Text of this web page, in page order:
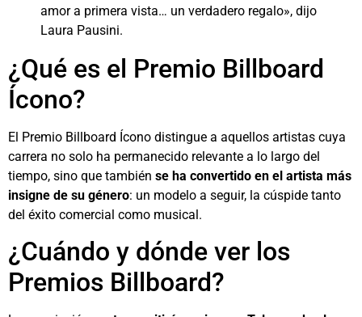
amor a primera vista… un verdadero regalo», dijo
Laura Pausini.
¿Qué es el Premio Billboard
Ícono?
El Premio Billboard Ícono distingue a aquellos artistas cuya
carrera no solo ha permanecido relevante a lo largo del
tiempo, sino que también se ha convertido en el artista más
insigne de su género: un modelo a seguir, la cúspide tanto
del éxito comercial como musical.
¿Cuándo y dónde ver los
Premios Billboard?